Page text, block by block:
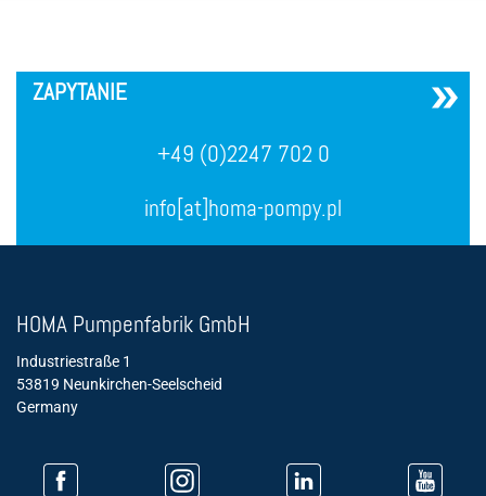
ZAPYTANIE
+49 (0)2247 702 0
info[at]homa-pompy.pl
HOMA Pumpenfabrik GmbH
Industriestraße 1
53819 Neunkirchen-Seelscheid
Germany